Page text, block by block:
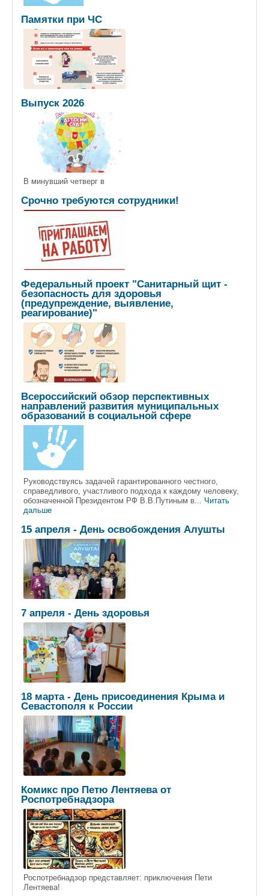
Памятки при ЧС
Выпуск 2026
В минувший четверг в
Срочно требуются сотрудники!
Федеральный проект "Санитарный щит -
безопасность для здоровья
(предупреждение, выявление,
реагирование)"
Всероссийский обзор перспективных
направлений развития муниципальных
образований в социальной сфере
Руководствуясь задачей гарантированного честного,
справедливого, участливого подхода к каждому человеку,
обозначенной Президентом РФ В.В.Путиным в... Читать
дальше
15 апреля - День освобождения Алушты
7 апреля - День здоровья
18 марта - День присоединения Крыма и
Севастополя к России
Комикс про Петю Лентяева от
Роспотребнадзора
Роспотребнадзор представляет: приключения Пети
Лентяева!